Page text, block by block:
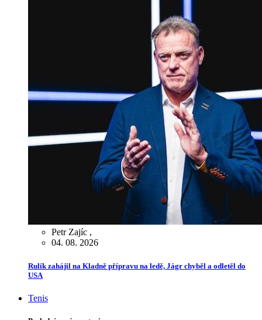
Petr Zajíc ,
04. 08. 2026
Rulík zahájil na Kladně přípravu na ledě, Jágr chyběl a odletěl do
USA
Tenis